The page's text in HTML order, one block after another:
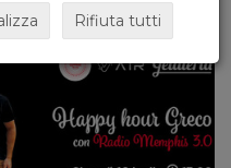
Rifiuta tutti